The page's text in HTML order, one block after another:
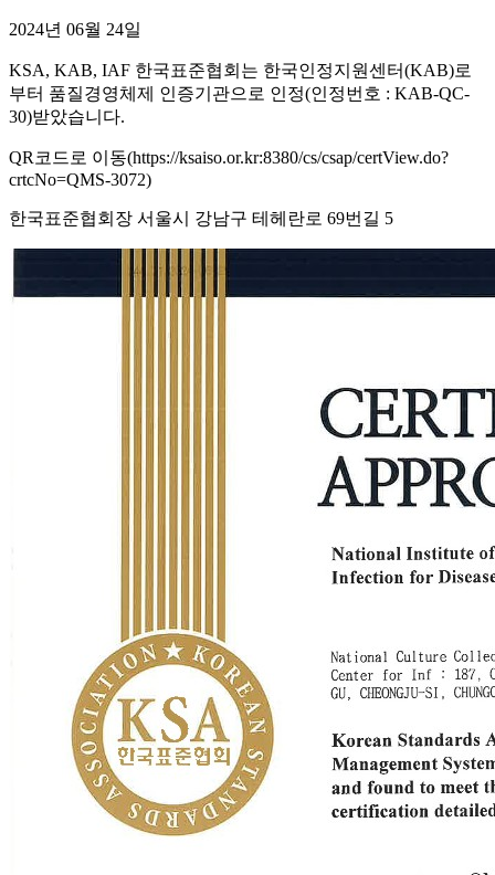
2024년 06월 24일
KSA, KAB, IAF 한국표준협회는 한국인정지원센터(KAB)로
부터 품질경영체제 인증기관으로 인정(인정번호 : KAB-QC-
30)받았습니다.
QR코드로 이동(https://ksaiso.or.kr:8380/cs/csap/certView.do?
crtcNo=QMS-3072)
한국표준협회장 서울시 강남구 테헤란로 69번길 5